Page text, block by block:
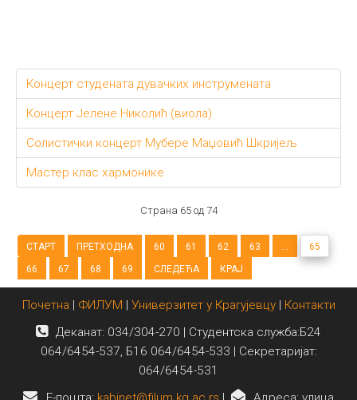
Концерт студената дувачких инструмената
Концерт Јелене Николић (виола)
Солистички концерт Мубере Маџовић Шкријељ
Мастер клас хармонике
Страна 65 од 74
СТАРТ ПРЕТХОДНА 60 61 62 63
65
66
67 68 69 СЛЕДЕЋА КРАЈ
Почетна | ФИЛУМ | Универзитет у Крагујевцу| Контакти
Деканат: 034/304-270 | Студентска служба:Б24
064/6454-537, Б16 064/6454-533 | Секретаријат:
064/6454-531